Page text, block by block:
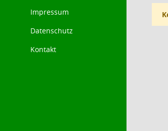
Impressum
Datenschutz
Kontakt